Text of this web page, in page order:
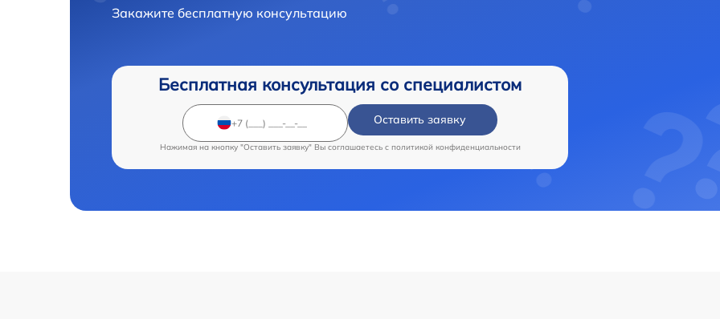
Закажите бесплатную консультацию
Бесплатная консультация со специалистом
Оставить заявку
Нажимая на кнопку "Оставить заявку" Вы соглашаетесь c политикой конфиденциальности